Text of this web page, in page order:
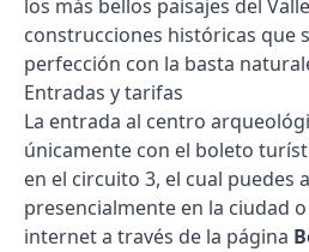
los más bellos paisajes del
construcciones históricas que
perfección con la basta
Entradas y tarifas
La entrada al centro
únicamente con el boleto
en el circuito 3, el cual puedes
presencialmente en la ciudad
internet a través de la página